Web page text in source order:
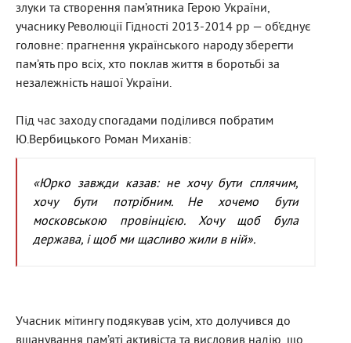
злуки та створення пам’ятника Герою України,
учаснику Революції Гідності 2013-2014 рр — об’єднує
головне: прагнення українського народу зберегти
пам’ять про всіх, хто поклав життя в боротьбі за
незалежність нашої України.
Під час заходу спогадами поділився побратим
Ю.Вербицького Роман Миханів:
«Юрко завжди казав: не хочу бути сплячим,
хочу бути потрібним. Не хочемо бути
московською провінцією. Хочу щоб була
держава, і щоб ми щасливо жили в ній».
Учасник мітингу подякував усім, хто долучився до